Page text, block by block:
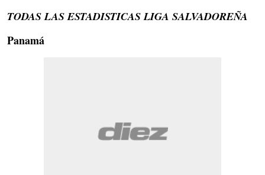
TODAS LAS ESTADISTICAS LIGA SALVADOREÑA
Panamá